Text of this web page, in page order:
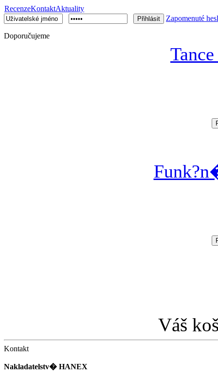
RecenzeKontaktAktuality
Zapomenuté
Doporučujeme
Váš
Kontakt
Nakladatelstv� HANEX